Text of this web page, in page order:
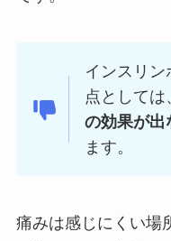
インスリ
点としては
の効果が出
ます。
痛みは感じにくい場